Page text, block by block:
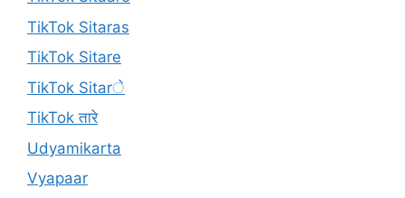
TikTok Sitaras
TikTok Sitare
TikTok Sitarे
TikTok तारे
Udyamikarta
Vyapaar